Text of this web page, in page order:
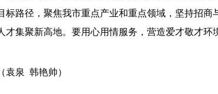
路径，聚焦我市重点产业和重点领域，坚持招
集聚新高地。要用心用情服务，营造爱才敬才环
袁泉 韩艳帅）